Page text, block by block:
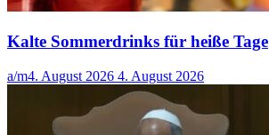
Kalte Sommerdrinks für heiße Tage
a/m4. August 2026 4. August 2026